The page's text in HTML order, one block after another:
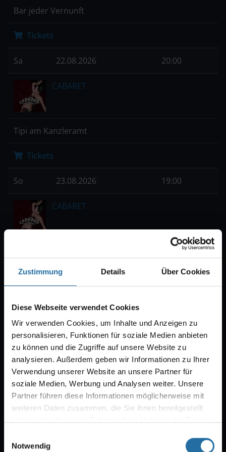
Zustimmung Details Über Cookies
Diese Webseite verwendet Cookies
Wir verwenden Cookies, um Inhalte und Anzeigen zu
personalisieren, Funktionen für soziale Medien anbieten
zu können und die Zugriffe auf unsere Website zu
analysieren. Außerdem geben wir Informationen zu Ihrer
Verwendung unserer Website an unsere Partner für
soziale Medien, Werbung und Analysen weiter. Unsere
Partner führen diese Informationen möglicherweise mit
weiteren Daten zusammen, die Sie ihnen bereitgestellt
Notwendig
Bar jeder Vernunft
Tickets
Sa 22.08.2026 20:00
CABARET
Tipi am Kanzleramt
Tickets
So 23.08.2026 19:00
CABARET
Tickets
Oh What A Night!
Bar jeder Vernunft
Tickets
Di 25.08.2026 20:00